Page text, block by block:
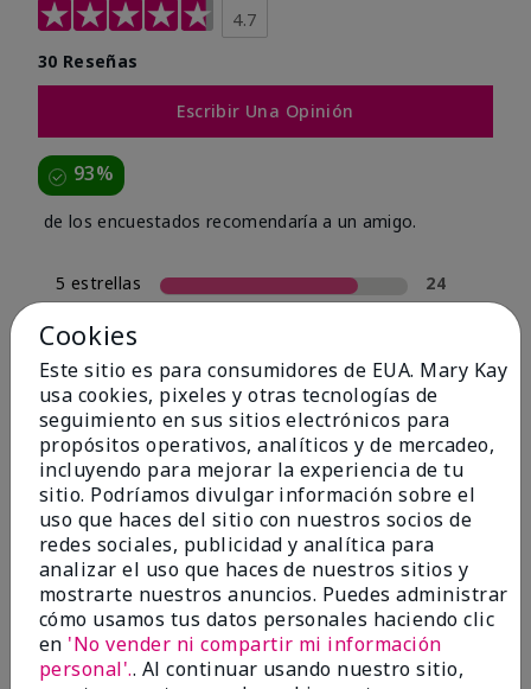
4.7
30 Reseñas
Escribir Una Opinión
93%
de los encuestados recomendaría a un amigo.
5 estrellas
24
4 estrellas
3 estrellas
0
2 estrellas
2
1 estrella
0
Tipo De Piel
Filtrar
reseñas
por
Tipo
de
piel
Cookies
Este sitio es para consumidores de EUA. Mary Kay
usa cookies, pixeles y otras tecnologías de
seguimiento en sus sitios electrónicos para
propósitos operativos, analíticos y de mercadeo,
incluyendo para mejorar la experiencia de tu
sitio. Podríamos divulgar información sobre el
uso que haces del sitio con nuestros socios de
redes sociales, publicidad y analítica para
analizar el uso que haces de nuestros sitios y
mostrarte nuestros anuncios. Puedes administrar
cómo usamos tus datos personales haciendo clic
en 'No vender ni compartir mi información
personal'.. Al continuar usando nuestro sitio,